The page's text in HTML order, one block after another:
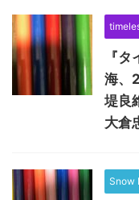
『
海、
堤良
大倉
Snow